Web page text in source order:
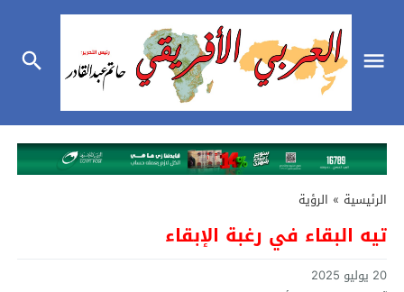
الرئيسية » الرؤية
تيه البقاء في رغبة الإبقاء
20 يوليو 2025